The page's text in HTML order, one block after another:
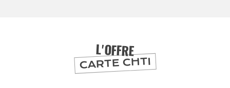
L'OFFRE
CARTE CHTI
LILLE
ET SA RÉGION
DEPUIS 1973